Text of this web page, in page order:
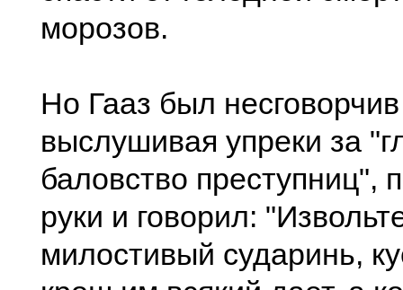
морозов.
Но Гааз был
выслушивая упреки за
баловство преступниц",
руки и говорил:
милостивый сударинь,